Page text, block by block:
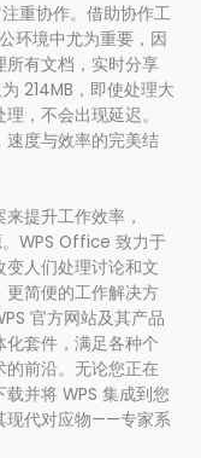
重协作。借助协作工
环境中尤为重要，因
所有文档，实时分享
214MB，即使处理大
，不会出现延迟。
速度与效率的完美结
提升工作效率，
WPS Office 致力于
人们处理讨论和文
更简便的工作解决方
官方网站及其产品
套件，满足各种个
的前沿。无论您正在
并将 WPS 集成到您
现代对应物——专家系